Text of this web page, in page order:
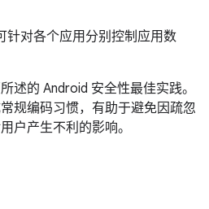
针对各个应用分别控制应用数
述的 Android 安全性最佳实践。
规编码习惯，有助于避免因疏忽
户产生不利的影响。